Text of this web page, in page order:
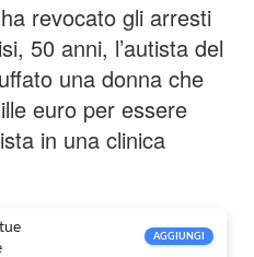
revocato gli arresti
50 anni, l’autista del
una donna che
euro per essere
in una clinica
AGGIUNGI